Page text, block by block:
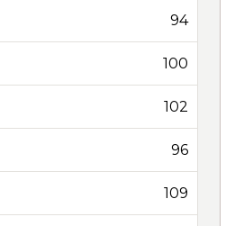
94
100
102
96
109